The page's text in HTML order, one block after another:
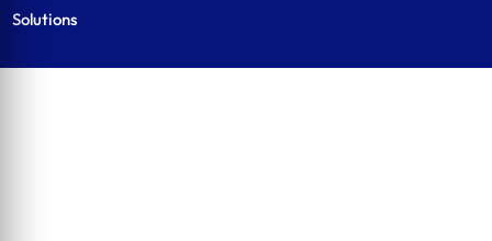
Solutions